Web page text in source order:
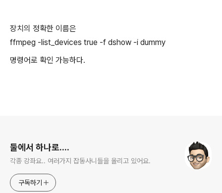
장치의 정확한 이름은
ffmpeg -list_devices true -f dshow -i dummy
명령어로 확인 가능하다.
둘에서 하나로....
각종 강좌요.. 여러가지 잡동사니들을 올리고 있어요.
구독하기